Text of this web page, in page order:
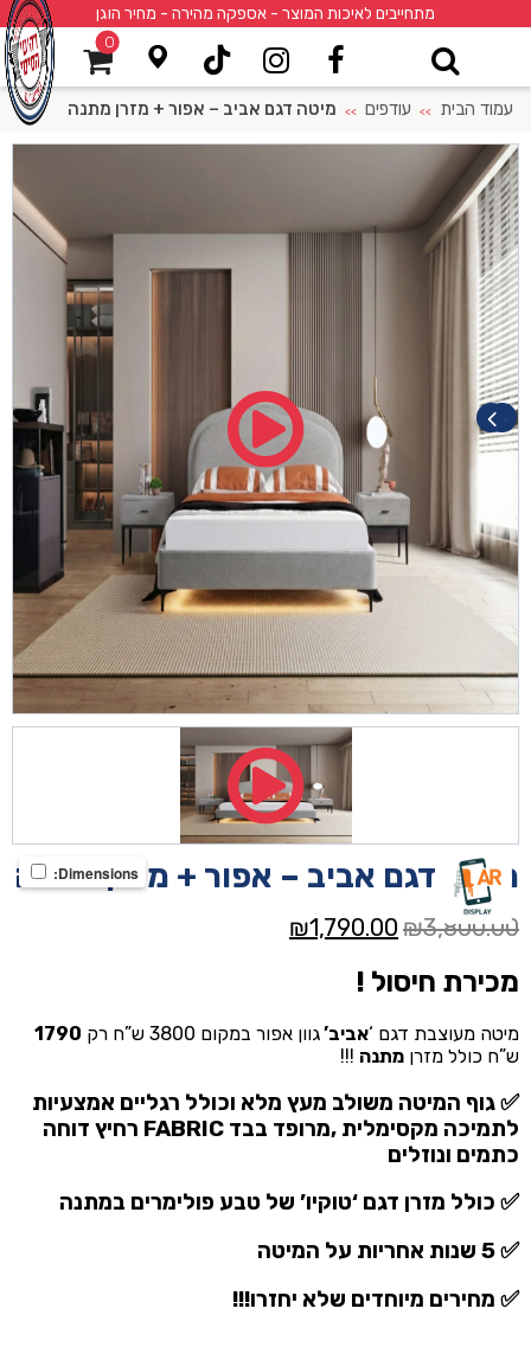
מתחייבים לאיכות המוצר - אספקה מהירה - מחיר הוגן
0
עמוד הבית >> עודפים >> מיטה דגם אביב – אפור + מזרן מתנה
מיטה דגם אביב – אפור + מזרן מתנה
₪3,800.00
המחיר
היה:
₪1,790.00
מכירת חיסול !
מיטה מעוצבת דגם ‘אביב’גוון אפור במקום 3800 ש”ח רק
1790
ש”ח כולל מזרן מתנה !!!
✅ גוף המיטה משולב מעץ מלא וכולל רגליים אמצעיות
לתמיכה מקסימלית ,מרופד בבד FABRIC רחיץ דוחה
כתמים ונוזלים
✅ כולל מזרן דגם ‘טוקיו’ של טבע פולימרים במתנה
✅ 5 שנות אחריות על המיטה
✅ מחירים מיוחדים שלא יחזרו!!!
Dimensions: